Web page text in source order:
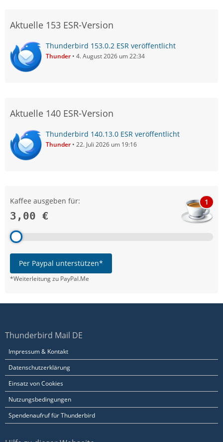
Aktuelle 153 ESR-Version
Thunderbird 153.0.2 ESR veröffentlicht
Thunder 4. August 2026 um 22:34
Aktuelle 140 ESR-Version
Thunderbird 140.13.0 ESR veröffentlicht
Thunder 22. Juli 2026 um 19:16
Kaffee ausgeben für:
3,00 €
1
Per Paypal unterstützen*
*Weiterleitung zu PayPal.Me
Thunderbird Mail DE
Impressum & Kontakt
Datenschutzerklärung
Einsatz von Cookies
Nutzungsbedingungen
Spendenaufruf für Thunderbird